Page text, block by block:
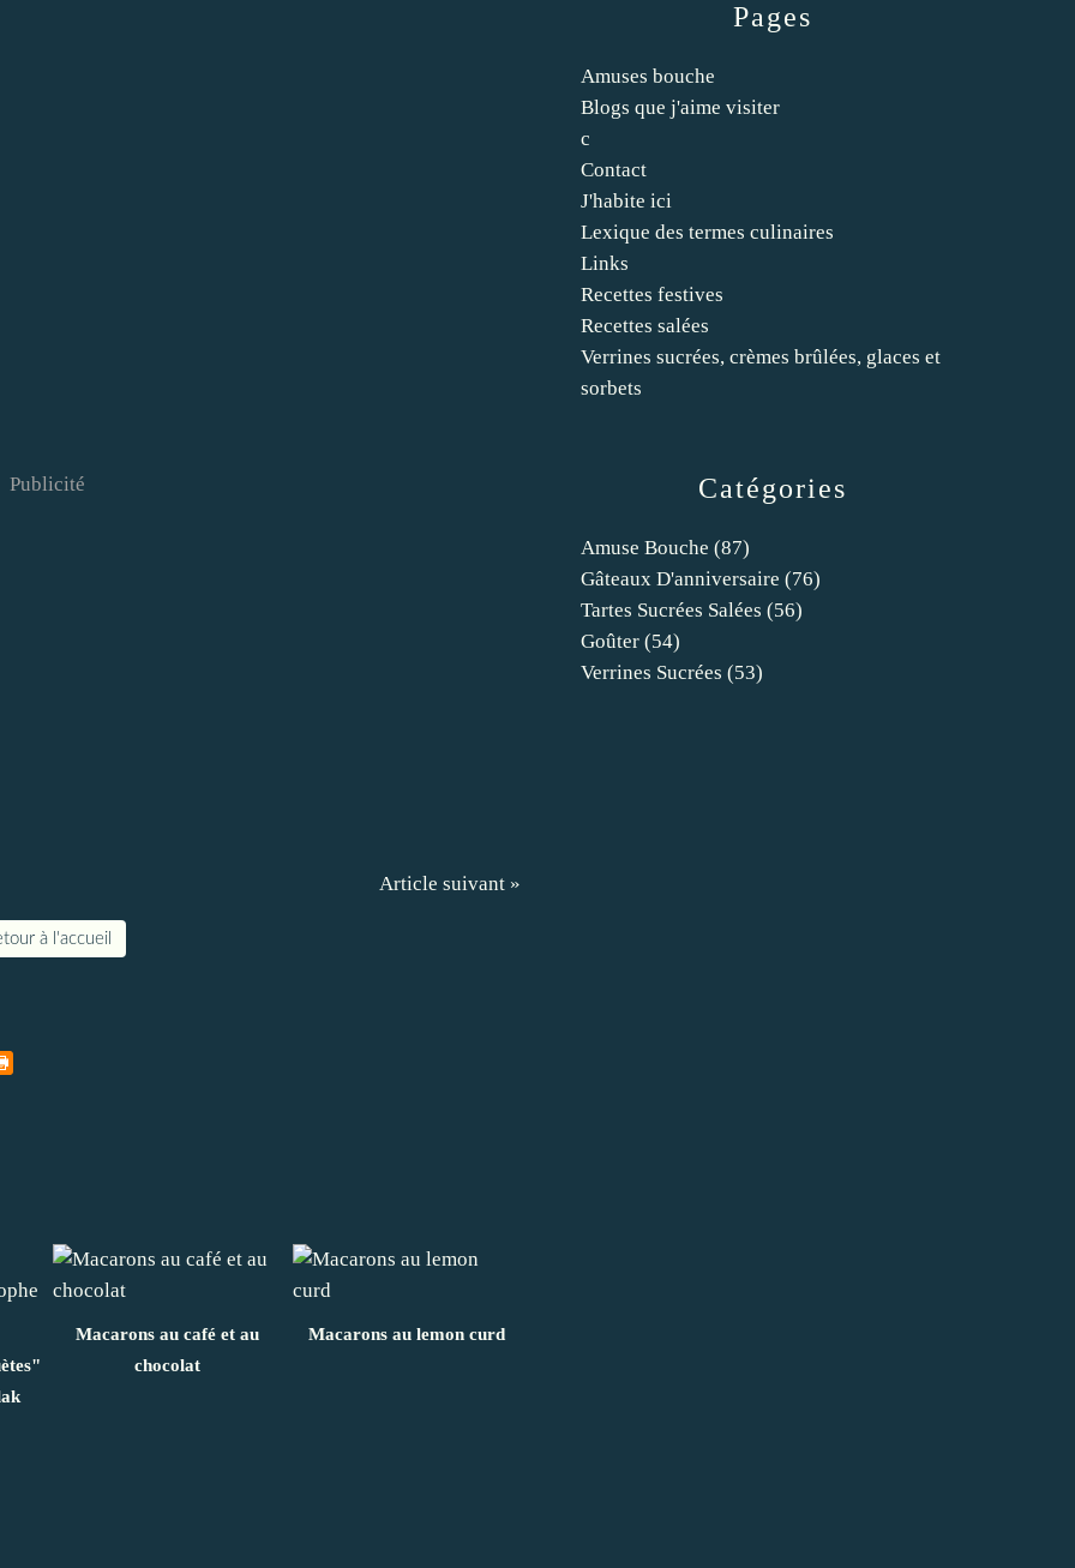
Publicité
Article suivant »
à l'accueil
Macarons au café et au
chocolat
Macarons au lemon curd
Catégories
Amuse Bouche (87)
Gâteaux D'anniversaire (76)
Tartes Sucrées Salées (56)
Goûter (54)
Verrines Sucrées (53)
Pages
Amuses bouche
Blogs que j'aime visiter
c
Contact
J'habite ici
Lexique des termes culinaires
Links
Recettes festives
Recettes salées
Verrines sucrées, crèmes brûlées, glaces et
sorbets